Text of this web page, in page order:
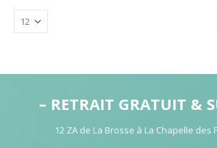
– RETRAIT GRATUIT &
12 ZA de La Brosse à La Chapelle des